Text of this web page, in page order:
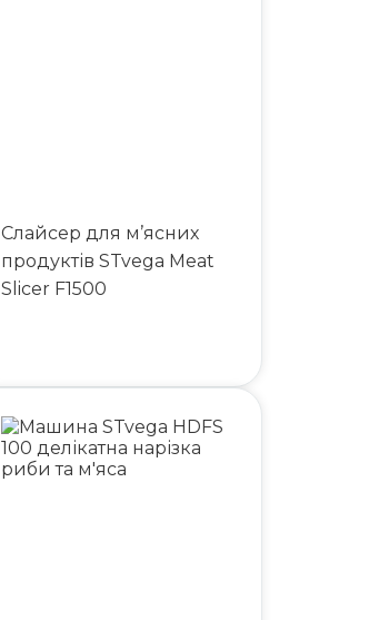
Слайсер для м’ясних
продуктів STvega Meat
Slicer F1500